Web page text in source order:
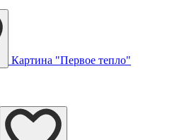
Картина "Первое тепло"